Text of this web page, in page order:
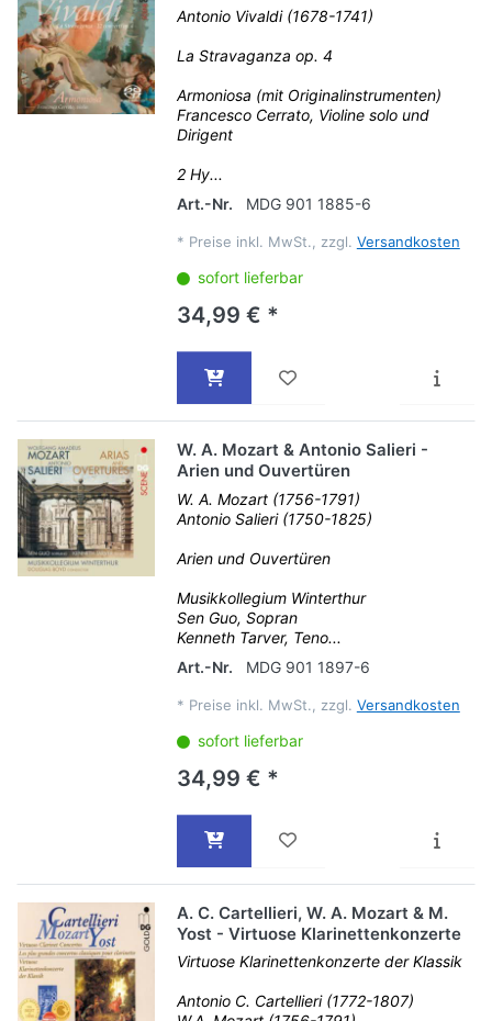
Antonio Vivaldi (1678-1741)
La Stravaganza op. 4
Armoniosa (mit Originalinstrumenten)
Francesco Cerrato, Violine solo und
Dirigent
2 Hy...
Art.-Nr.
MDG 901 1885-6
* Preise inkl. MwSt., zzgl. Versandkosten
sofort lieferbar
34,99 € *
W. A. Mozart & Antonio Salieri -
Arien und Ouvertüren
W. A. Mozart (1756-1791)
Antonio Salieri (1750-1825)
Arien und Ouvertüren
Musikkollegium Winterthur
Sen Guo, Sopran
Kenneth Tarver, Teno...
Art.-Nr.
MDG 901 1897-6
* Preise inkl. MwSt., zzgl. Versandkosten
sofort lieferbar
34,99 € *
A. C. Cartellieri, W. A. Mozart & M.
Yost - Virtuose Klarinettenkonzerte
Virtuose Klarinettenkonzerte der Klassik
Antonio C. Cartellieri (1772-1807)